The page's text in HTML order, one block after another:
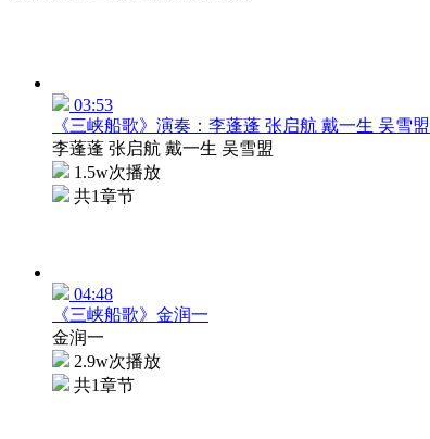
03:53
《三峡船歌》演奏：李蓬蓬 张启航 戴一生 吴雪盟
李蓬蓬 张启航 戴一生 吴雪盟
1.5w次播放
共1章节
04:48
《三峡船歌》金润一
金润一
2.9w次播放
共1章节